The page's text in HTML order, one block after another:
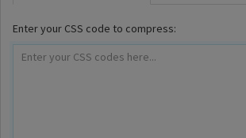
Enter your CSS code to compress: